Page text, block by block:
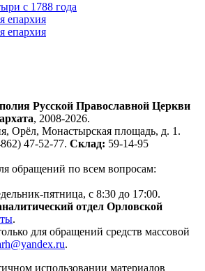
с 1788 года
епархия
епархия
Русской Православной Церкви
, 2008-2026.
Орёл, Монастырская площадь, д. 1.
47-52-77. Склад: 59-14-95
обращений по всем вопросам:
пятница, с 8:30 до 17:00.
отдел Орловской
.
для обращений средств массовой
.
использовании материалов